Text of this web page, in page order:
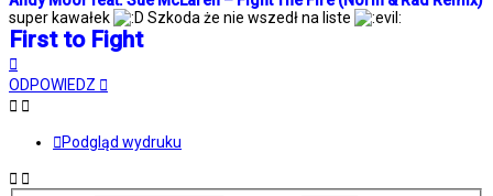
super kawałek
Szkoda że nie wszedł na liste
First to Fight
górę
ODPOWIEDZ
Podgląd wydruku